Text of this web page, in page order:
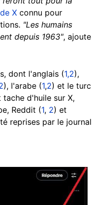
X connu pour
"Les humains
depuis 1963", ajoute
dont l'anglais (1,2),
), l'arabe (1,2) et le turc
d'huile sur X,
Reddit (1, 2) et
reprises par le journal